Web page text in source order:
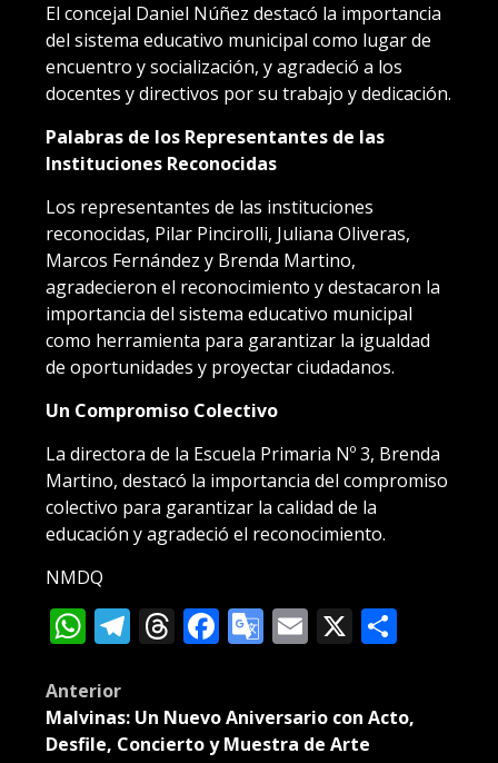
El concejal Daniel Núñez destacó la importancia
del sistema educativo municipal como lugar de
encuentro y socialización, y agradeció a los
docentes y directivos por su trabajo y dedicación.
Palabras de los Representantes de las
Instituciones Reconocidas
Los representantes de las instituciones
reconocidas, Pilar Pincirolli, Juliana Oliveras,
Marcos Fernández y Brenda Martino,
agradecieron el reconocimiento y destacaron la
importancia del sistema educativo municipal
como herramienta para garantizar la igualdad
de oportunidades y proyectar ciudadanos.
Un Compromiso Colectivo
La directora de la Escuela Primaria Nº 3, Brenda
Martino, destacó la importancia del compromiso
colectivo para garantizar la calidad de la
educación y agradeció el reconocimiento.
NMDQ
WhatsApp
Telegram
Threads
Facebook
Google
Email
X
Post
navigation
Anterior
Malvinas: Un Nuevo Aniversario con Acto,
Desfile, Concierto y Muestra de Arte